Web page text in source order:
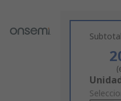
Add
to